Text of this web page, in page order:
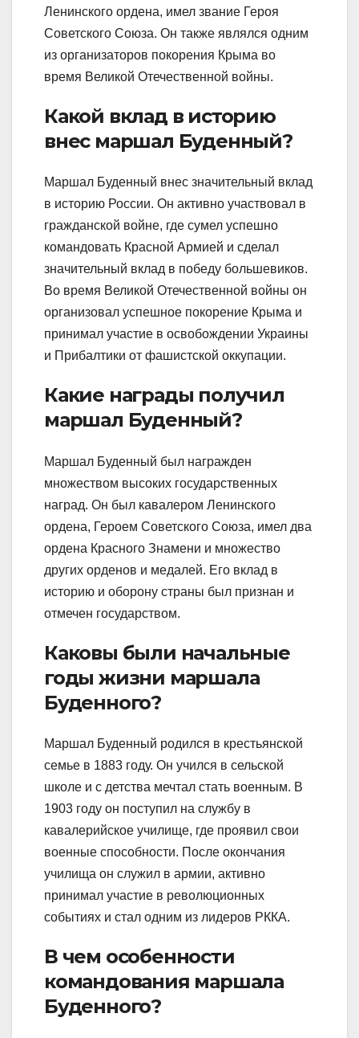
Ленинского ордена, имел звание Героя
Советского Союза. Он также являлся одним
из организаторов покорения Крыма во
время Великой Отечественной войны.
Какой вклад в историю
внес маршал Буденный?
Маршал Буденный внес значительный вклад
в историю России. Он активно участвовал в
гражданской войне, где сумел успешно
командовать Красной Армией и сделал
значительный вклад в победу большевиков.
Во время Великой Отечественной войны он
организовал успешное покорение Крыма и
принимал участие в освобождении Украины
и Прибалтики от фашистской оккупации.
Какие награды получил
маршал Буденный?
Маршал Буденный был награжден
множеством высоких государственных
наград. Он был кавалером Ленинского
ордена, Героем Советского Союза, имел два
ордена Красного Знамени и множество
других орденов и медалей. Его вклад в
историю и оборону страны был признан и
отмечен государством.
Каковы были начальные
годы жизни маршала
Буденного?
Маршал Буденный родился в крестьянской
семье в 1883 году. Он учился в сельской
школе и с детства мечтал стать военным. В
1903 году он поступил на службу в
кавалерийское училище, где проявил свои
военные способности. После окончания
училища он служил в армии, активно
принимал участие в революционных
событиях и стал одним из лидеров РККА.
В чем особенности
командования маршала
Буденного?